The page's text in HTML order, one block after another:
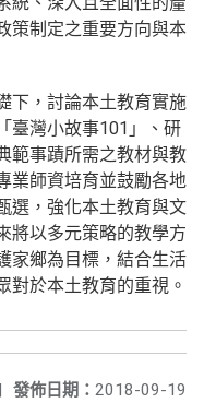
策制定之重要方向與本
下，討論本土教育實施
臺灣小故事101」、研
範事蹟所需之教材與教
業師資培育並鼓勵各地
選，強化本土教育與文
將以多元策略的教學方
家鄉為目標，結合生活
對於本土教育的重視。
發佈日期： 2018-09-19
|